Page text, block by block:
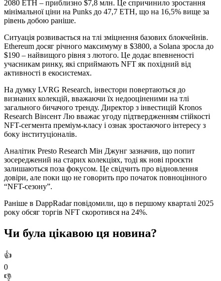
2080 ETH – приблизно $7,8 млн. Це спричинило зростання
мінімальної ціни на Punks до 47,7 ETH, що на 16,5% вище за
рівень добою раніше.
Ситуація розвивається на тлі зміцнення базових блокчейнів.
Ethereum досяг річного максимуму в $3800, а Solana зросла до
$190 – найвищого рівня з лютого. Це додає впевненості
учасникам ринку, які сприймають NFT як похідний від
активності в екосистемах.
На думку LVRG Research, інвестори повертаються до
визнаних колекцій, вважаючи їх недооціненими на тлі
загального бичачого тренду. Директор з інвестицій Kronos
Research Вінсент Лю вважає угоду підтвердженням стійкості
NFT-сегмента преміум-класу і ознак зростаючого інтересу з
боку інституціоналів.
Аналітик Presto Research Мін Джунг зазначив, що попит
зосереджений на старих колекціях, тоді як нові проєкти
залишаються поза фокусом. Це свідчить про відновлення
довіри, але поки що не говорить про початок повноцінного
“NFT-сезону”.
Раніше в DappRadar повідомили, що в першому кварталі 2025
року обсяг торгів NFT скоротився на 24%.
Чи була цікавою ця новина?
👍
0
👎